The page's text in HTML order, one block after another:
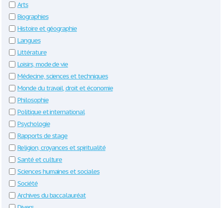
Arts
Biographies
Histoire et géographie
Langues
Littérature
Loisirs, mode de vie
Médecine, sciences et techniques
Monde du travail, droit et économie
Philosophie
Politique et international
Psychologie
Rapports de stage
Religion, croyances et spiritualité
Santé et culture
Sciences humaines et sociales
Société
Archives du baccalauréat